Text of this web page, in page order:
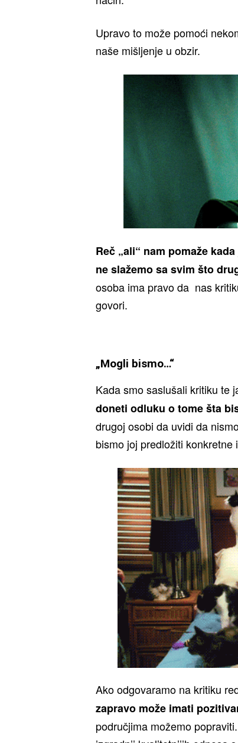
Upravo to može pomoći
naše mišljenje u obzir.
Reč „ali“ nam pomaže
ne slažemo sa svim što
osoba ima pravo da nas
govori.
„Mogli bismo…“
Kada smo saslušali kritiku te
doneti odluku o tome šta
drugoj osobi da uvidi da
bismo joj predložiti konkretne
Ako odgovaramo na kritiku
zapravo može imati
područjima možemo